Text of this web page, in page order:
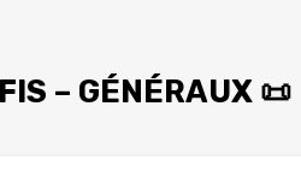
– GÉNÉRAUX 📜